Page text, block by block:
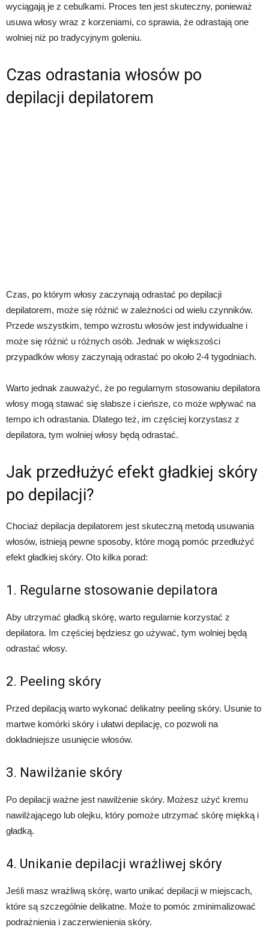
wyciągają je z cebulkami. Proces ten jest skuteczny, ponieważ
usuwa włosy wraz z korzeniami, co sprawia, że odrastają one
wolniej niż po tradycyjnym goleniu.
Czas odrastania włosów po
depilacji depilatorem
Czas, po którym włosy zaczynają odrastać po depilacji
depilatorem, może się różnić w zależności od wielu czynników.
Przede wszystkim, tempo wzrostu włosów jest indywidualne i
może się różnić u różnych osób. Jednak w większości
przypadków włosy zaczynają odrastać po około 2-4 tygodniach.
Warto jednak zauważyć, że po regularnym stosowaniu depilatora
włosy mogą stawać się słabsze i cieńsze, co może wpływać na
tempo ich odrastania. Dlatego też, im częściej korzystasz z
depilatora, tym wolniej włosy będą odrastać.
Jak przedłużyć efekt gładkiej skóry
po depilacji?
Chociaż depilacja depilatorem jest skuteczną metodą usuwania
włosów, istnieją pewne sposoby, które mogą pomóc przedłużyć
efekt gładkiej skóry. Oto kilka porad:
1. Regularne stosowanie depilatora
Aby utrzymać gładką skórę, warto regularnie korzystać z
depilatora. Im częściej będziesz go używać, tym wolniej będą
odrastać włosy.
2. Peeling skóry
Przed depilacją warto wykonać delikatny peeling skóry. Usunie to
martwe komórki skóry i ułatwi depilację, co pozwoli na
dokładniejsze usunięcie włosów.
3. Nawilżanie skóry
Po depilacji ważne jest nawilżenie skóry. Możesz użyć kremu
nawilżającego lub olejku, który pomoże utrzymać skórę miękką i
gładką.
4. Unikanie depilacji wrażliwej skóry
Jeśli masz wrażliwą skórę, warto unikać depilacji w miejscach,
które są szczególnie delikatne. Może to pomóc zminimalizować
podrażnienia i zaczerwienienia skóry.